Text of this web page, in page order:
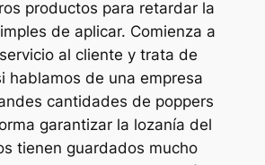
productos para retardar la
de aplicar. Comienza a
al cliente y trata de
hablamos de una empresa
cantidades de poppers
garantizar la lozanía del
tienen guardados mucho